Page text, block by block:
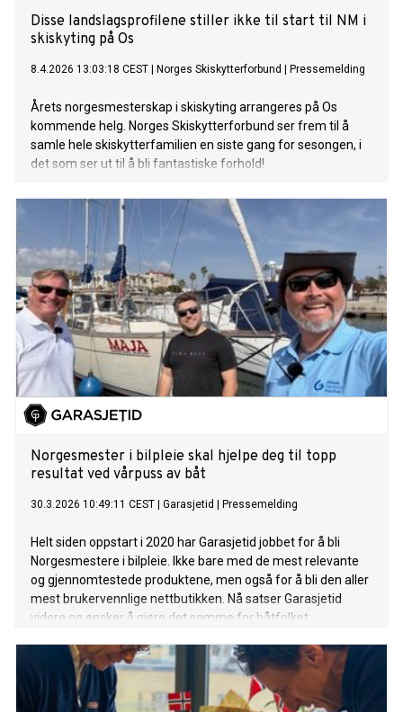
Disse landslagsprofilene stiller ikke til start til NM i
skiskyting på Os
8.4.2026 13:03:18 CEST Norges Skiskytterforbund Pressemelding
Årets norgesmesterskap i skiskyting arrangeres på Os
kommende helg. Norges Skiskytterforbund ser frem til å
samle hele skiskytterfamilien en siste gang for sesongen, i
det som ser ut til å bli fantastiske forhold!
Norgesmester i bilpleie skal hjelpe deg til topp
resultat ved vårpuss av båt
30.3.2026 10:49:11 CEST Garasjetid Pressemelding
Helt siden oppstart i 2020 har Garasjetid jobbet for å bli
Norgesmestere i bilpleie. Ikke bare med de mest relevante
og gjennomtestede produktene, men også for å bli den aller
mest brukervennlige nettbutikken. Nå satser Garasjetid
videre og ønsker å gjøre det samme for båtfolket.